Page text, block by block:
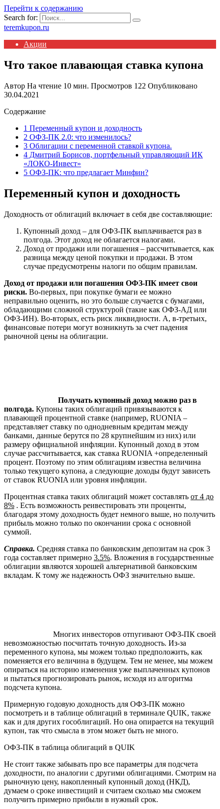
Перейти к содержанию
Search for:
teremkupon.ru
Акции
Что такое плавающая ставка купона
Автор На чтение 10 мин. Просмотров 122 Опубликовано
30.04.2021
Содержание
1 Переменный купон и доходность
2 ОФЗ-ПК 2.0: что изменилось?
3 Облигации с переменной ставкой купона.
4 Дмитрий Борисов, портфельный управляющий ИК
«ЛОКО-Инвест»
5 ОФЗ-ПК: что предлагает Минфин?
Переменный купон и доходность
Доходность от облигаций включает в себя две составляющие:
Купонный доход – для ОФЗ-ПК выплачивается раз в
полгода. Этот доход не облагается налогами.
Доход от продажи или погашения – рассчитывается, как
разница между ценой покупки и продажи. В этом
случае предусмотрены налоги по общим правилам.
Доход от продажи или погашения ОФЗ-ПК имеет свои
риски. Во-первых, при покупке бумаги ее можно
неправильно оценить, но это больше случается с бумагами,
обладающими сложной структурой (такие как ОФЗ-АД или
ОФЗ-ИН). Во-вторых, есть риск ликвидности. А, в-третьих,
финансовые потери могут возникнуть за счет падения
рыночной цены на облигации.
Получать купонный доход можно раз в
полгода. Купоны таких облигаций привязываются к
плавающей процентной ставке (например, RUONIA –
представляет ставку по однодневным кредитам между
банками, данные берутся по 28 крупнейшим из них) или
размеру официальной инфляции. Купонный доход в этом
случае рассчитывается, как ставка RUONIA +определенный
процент. Поэтому по этим облигациям известна величина
только текущего купона, а следующие доходы будут зависеть
от ставок RUONIA или уровня инфляции.
Процентная ставка таких облигаций может составлять от 4 до
8% . Есть возможность реивестировать эти проценты,
благодаря этому доходность будет немного выше, но получить
прибыль можно только по окончании срока с основной
суммой.
Справка. Средняя ставка по банковским депозитам на срок 3
года составляет примерно 3.5%. Вложения в государственные
облигации являются хорошей альтернативой банковским
вкладам. К тому же надежность ОФЗ значительно выше.
Многих инвесторов отпугивают ОФЗ-ПК своей
невозможностью посчитать точную доходность. Из-за
переменного купона, мы можем только предположить, как
поменяется его величина в будущем. Тем не менее, мы можем
опираться на историю изменения уже выплаченных купонов
и пытаться прогнозировать рынок, исходя из алгоритма
подсчета купона.
Примерную годовую доходность для ОФЗ-ПК можно
посмотреть и в таблице облигаций в терминале QUIK, также
как и для других гособлигаций. Но она опирается на текущий
купон, так что смысла в этом может быть не много.
ОФЗ-ПК в таблица облигаций в QUIK
Не стоит также забывать про все параметры для подсчета
доходности, по аналогии с другими облигациями. Смотрим на
рыночную цену, накопленный купонный доход (НКД),
думаем о сроке инвестиций и считаем сколько мы сможем
получить примерно прибыли в нужный срок.